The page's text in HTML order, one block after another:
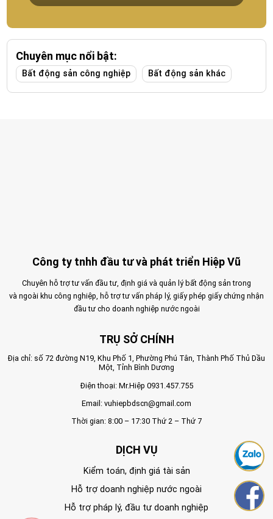
Chuyên mục nổi bật:
Bất động sản công nghiệp Bất động sản khác
Công ty tnhh đầu tư và phát triển Hiệp Vũ
Chuyên hỗ trợ tư vấn đầu tư, định giá và quản lý bất động sản trong
và ngoài khu công nghiệp, hỗ trợ tư vấn pháp lý, giấy phép giấy chứng nhận
đầu tư cho doanh nghiệp nước ngoài
TRỤ SỞ CHÍNH
Địa chỉ: số 72 đường N19, Khu Phố 1, Phường Phú Tân, Thành Phố Thủ Dầu
Một, Tỉnh Bình Dương
Điện thoại: Mr.Hiệp 0931.457.755
Email: vuhiepbdscn@gmail.com
Thời gian: 8:00 – 17:30 Thứ 2 – Thứ 7
DỊCH VỤ
Kiểm toán, định giá tài sản
Hỗ trợ doanh nghiệp nước ngoài
Hỗ trợ pháp lý, đầu tư doanh nghiệp